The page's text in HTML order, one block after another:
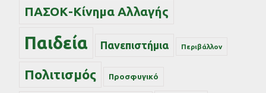
ΠΑΣΟΚ-Κίνημα Αλλαγής
Παιδεία Πανεπιστήμια Περιβάλλον
Πολιτισμός Προσφυγικό